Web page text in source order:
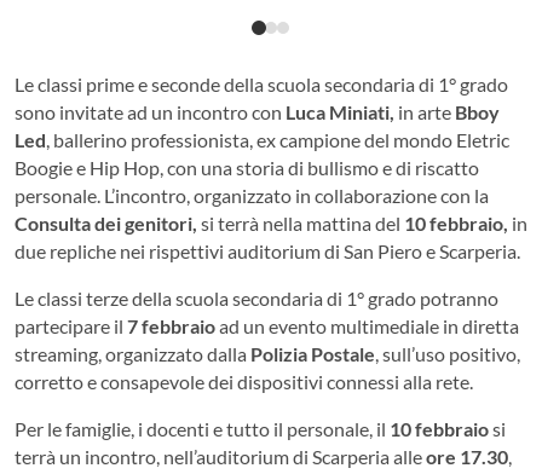
Le classi prime e seconde della scuola secondaria di 1° grado
sono invitate ad un incontro con Luca Miniati, in arte Bboy
Led, ballerino professionista, ex campione del mondo Eletric
Boogie e Hip Hop, con una storia di bullismo e di riscatto
personale. L’incontro, organizzato in collaborazione con la
Consulta dei genitori, si terrà nella mattina del 10 febbraio, in
due repliche nei rispettivi auditorium di San Piero e Scarperia.
Le classi terze della scuola secondaria di 1° grado potranno
partecipare il 7 febbraioad un evento multimediale in diretta
streaming, organizzato dalla Polizia Postale, sull’uso positivo,
corretto e consapevole dei dispositivi connessi alla rete.
Per le famiglie, i docenti e tutto il personale, il 10 febbraiosi
terrà un incontro, nell’auditorium di Scarperia alleore 17.30,